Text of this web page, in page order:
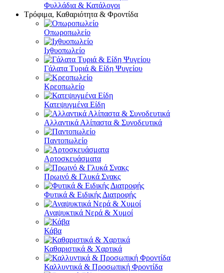
Φυλλάδια & Κατάλογοι
Τρόφιμα, Καθαριότητα & Φροντίδα
Οπωροπωλείο
Ιχθυοπωλείο
Γάλατα Τυριά & Είδη Ψυγείου
Κρεοπωλείο
Κατεψυγμένα Είδη
Αλλαντικά Αλίπαστα & Συνοδευτικά
Παντοπωλείο
Αρτοσκευάσματα
Πρωινό & Γλυκά Σνακς
Φυτικά & Ειδικής Διατροφής
Αναψυκτικά Νερά & Χυμοί
Κάβα
Καθαριστικά & Χαρτικά
Καλλυντικά & Προσωπική Φροντίδα